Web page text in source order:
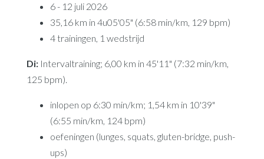
6 - 12 juli 2026
35,16 km in 4u05'05" (6:58 min/km, 129 bpm)
4 trainingen, 1 wedstrijd
Di:Intervaltraining; 6,00 km in 45'11" (7:32 min/km,
125 bpm).
inlopen op 6:30 min/km; 1,54 km in 10'39"
(6:55 min/km, 124 bpm)
oefeningen (lunges, squats, gluten-bridge, push-
ups)